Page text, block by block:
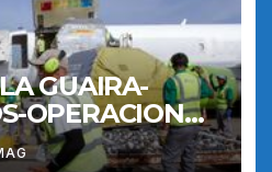
GUAIRA-
OPERACIONES